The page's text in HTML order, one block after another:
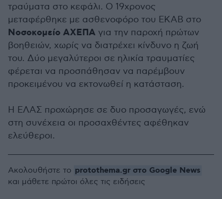
τραύματα στο κεφάλι. Ο 19χρονος
μεταφέρθηκε με ασθενοφόρο του ΕΚΑΒ στο
Νοσοκομείο ΑΧΕΠΑ για την παροχή πρώτων
βοηθειών, χωρίς να διατρέχει κίνδυνο η ζωή
του. Δύο μεγαλύτεροι σε ηλικία τραυματίες
φέρεται να προσπάθησαν να παρέμβουν
προκειμένου να εκτονωθεί η κατάσταση.
Η ΕΛΑΣ προχώρησε σε δυο προσαγωγές, ενώ
στη συνέχεια οι προσαχθέντες αφέθηκαν
ελεύθεροι.
Ακολουθήστε το protothema.gr στο Google News
και μάθετε πρώτοι όλες τις ειδήσεις